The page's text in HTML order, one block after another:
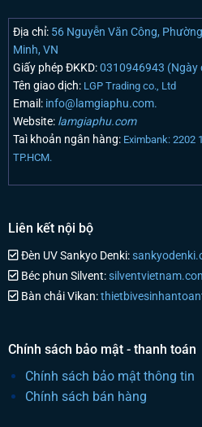
Địa chỉ:56 Nguyễn Văn Công,
Minh, VN
Giấy phép ĐKKD:0310946943 (Ngày
Tên giao dịch: LGP Trading co., Ltd
Email:info@lamgiaphu.com.
Website:lamgiaphu.com
Taì khoản ngân hàng: Eximbank: 2202
TP.HCM.
Liên kết nội bộ
Đèn UV Sankyo Denki:
Béc phun Silvent:
Bàn chải Vikan:
Chính sách bảo mật - thanh toán
Chính sách bảo mật thông tin
Chính sách bán hàng